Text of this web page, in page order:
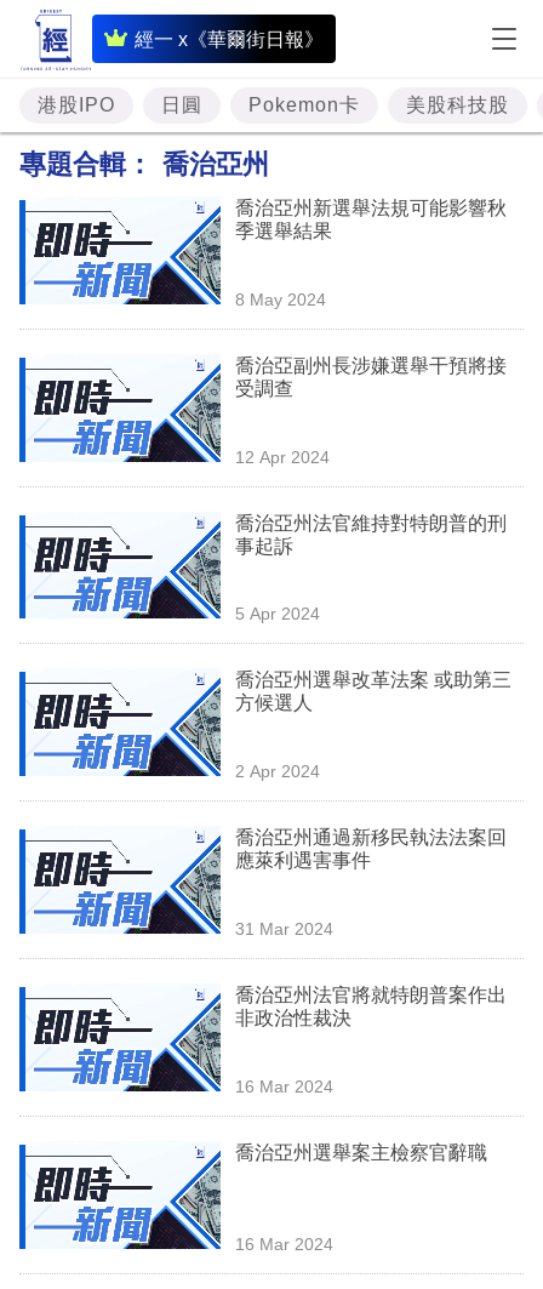
經一 x《華爾街日報》
即
時
財
經
投
資
理
業
科
技
場
生
時
事
訂
閱
港股IPO 日圓 Pokemon卡 美股科技股
專題合輯： 喬治亞州
喬治亞州新選舉法規可能影響秋
季選舉結果
8 May 2024
喬治亞副州長涉嫌選舉干預將接
受調查
12 Apr 2024
喬治亞州法官維持對特朗普的刑
事起訴
5 Apr 2024
喬治亞州選舉改革法案 或助第三
方候選人
2 Apr 2024
喬治亞州通過新移民執法法案回
應萊利遇害事件
31 Mar 2024
喬治亞州法官將就特朗普案作出
非政治性裁決
16 Mar 2024
喬治亞州選舉案主檢察官辭職
16 Mar 2024